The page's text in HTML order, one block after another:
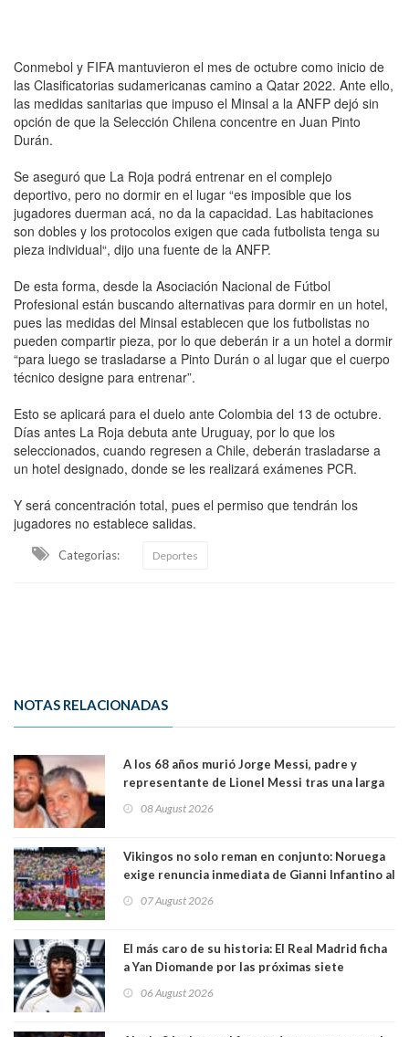
Conmebol y FIFA mantuvieron el mes de octubre como inicio de
las Clasificatorias sudamericanas camino a Qatar 2022. Ante ello,
las medidas sanitarias que impuso el Minsal a la ANFP dejó sin
opción de que la Selección Chilena concentre en Juan Pinto
Durán.
Se aseguró que La Roja podrá entrenar en el complejo
deportivo, pero no dormir en el lugar “es imposible que los
jugadores duerman acá, no da la capacidad. Las habitaciones
son dobles y los protocolos exigen que cada futbolista tenga su
pieza individual“, dijo una fuente de la ANFP.
De esta forma, desde la Asociación Nacional de Fútbol
Profesional están buscando alternativas para dormir en un hotel,
pues las medidas del Minsal establecen que los futbolistas no
pueden compartir pieza, por lo que deberán ir a un hotel a dormir
“para luego se trasladarse a Pinto Durán o al lugar que el cuerpo
técnico designe para entrenar”.
Esto se aplicará para el duelo ante Colombia del 13 de octubre.
Días antes La Roja debuta ante Uruguay, por lo que los
seleccionados, cuando regresen a Chile, deberán trasladarse a
un hotel designado, donde se les realizará exámenes PCR.
Y será concentración total, pues el permiso que tendrán los
jugadores no establece salidas.
Categorias: Deportes
NOTAS RELACIONADAS
A los 68 años murió Jorge Messi, padre y
representante de Lionel Messi tras una larga
08 August 2026
Vikingos no solo reman en conjunto: Noruega
exige renuncia inmediata de Gianni Infantino al
07 August 2026
El más caro de su historia: El Real Madrid ficha
a Yan Diomande por las próximas siete
06 August 2026